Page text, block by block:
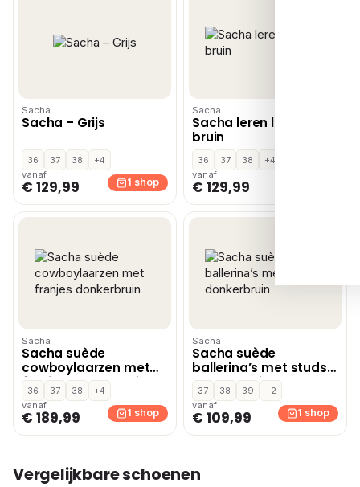
Sacha
Sacha – Grijs
36 37 38
+4
vanaf
€ 129,99 1 shop
Sacha
Sacha leren loafers
bruin
36 37 38
+4
vanaf
€ 129,99
Sacha
Sacha suède
cowboylaarzen met
franjes donkerbruin
36 37 38
+4
vanaf
€ 189,99 1 shop
Sacha
Sacha suède
ballerina’s met studs
donkerbruin
37 38 39
+2
vanaf
€ 109,99 1 shop
Vergelijkbare schoenen